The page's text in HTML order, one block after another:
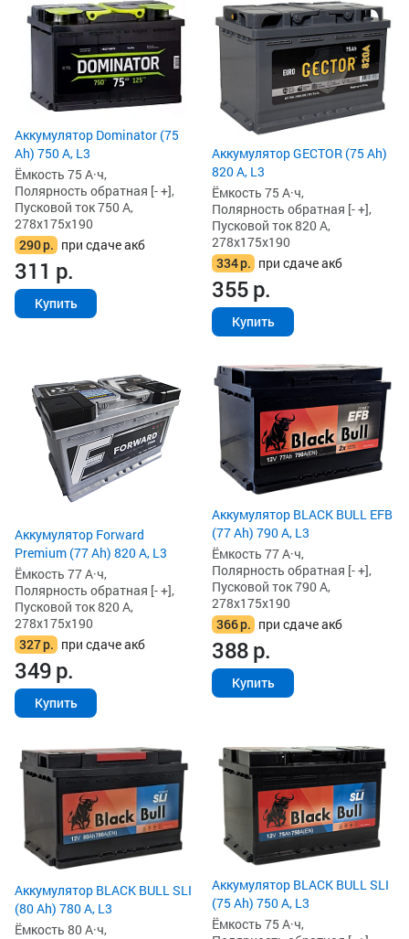
Аккумулятор Dominator (75
Ah) 750 А, L3
Ёмкость 75 А·ч,
Полярность обратная [- +],
Пусковой ток 750 А,
278x175x190
290р. при сдаче акб
311 р.
Купить
Аккумулятор GECTOR (75 Ah)
820 А, L3
Ёмкость 75 А·ч,
Полярность обратная [- +],
Пусковой ток 820 А,
278x175x190
334р. при сдаче акб
355р.
Купить
Аккумулятор Forward
Premium (77 Ah) 820 А, L3
Ёмкость 77 А·ч,
Полярность обратная [- +],
Пусковой ток 820 А,
278x175x190
327р. при сдаче акб
349р.
Купить
Аккумулятор BLACK BULL EFB
(77 Ah) 790 А, L3
Ёмкость 77 А·ч,
Полярность обратная [- +],
Пусковой ток 790 А,
278x175x190
366р. при сдаче акб
388р.
Купить
Аккумулятор BLACK BULL SLI
(80 Ah) 780 А, L3
Ёмкость 80 А·ч,
Аккумулятор BLACK BULL SLI
(75 Ah) 750 А, L3
Ёмкость 75 А·ч,